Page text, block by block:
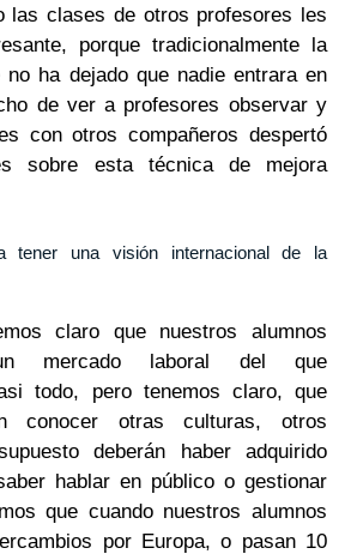
las clases de otros profesores les
porque tradicionalmente la
no ha dejado que nadie entrara en
de ver a profesores observar y
con otros compañeros despertó
sobre esta técnica de mejora
tener una visión internacional de la
claro que nuestros alumnos
mercado laboral del que
todo, pero tenemos claro, que
conocer otras culturas, otros
deberán haber adquirido
hablar en público o gestionar
que cuando nuestros alumnos
por Europa, o pasan 10